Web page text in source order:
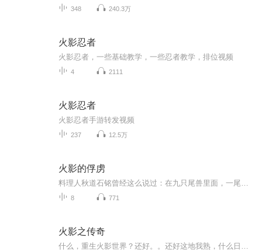
348 240.3万
火影忍者
火影忍者，一些基础教学，一些忍者教学，排位视频
4 2111
火影忍者
火影忍者手游转发视频
237 12.5万
火影的俘虏
8 771
火影之传奇